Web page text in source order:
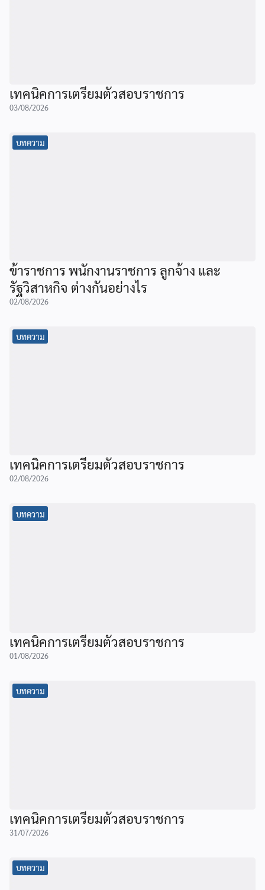
เทคนิคการเตรียมตัวสอบราชการ
03/08/2026
บทความ
ข้าราชการ พนักงานราชการ ลูกจ้าง และ
รัฐวิสาหกิจ ต่างกันอย่างไร
02/08/2026
บทความ
เทคนิคการเตรียมตัวสอบราชการ
02/08/2026
บทความ
เทคนิคการเตรียมตัวสอบราชการ
01/08/2026
บทความ
เทคนิคการเตรียมตัวสอบราชการ
31/07/2026
บทความ